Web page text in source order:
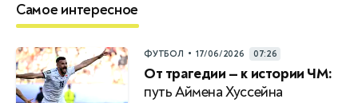
Самое интересное
ФУТБОЛ • 17/06/2026 07:26
От трагедии — к истории ЧМ:
путь Аймена Хуссейна